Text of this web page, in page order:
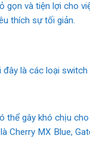
và tiện lợi cho
thích sự tối giản.
là các loại switch
thể gây khó chịu
MX Blue,